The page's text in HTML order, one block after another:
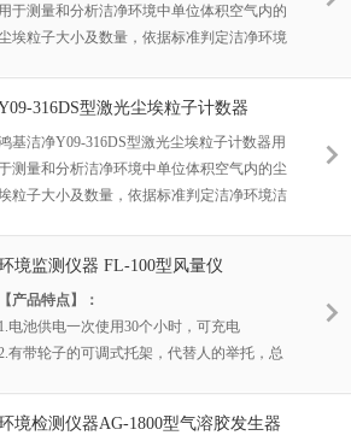
用于测量和分析洁净环境中单位体积空气内的
埃粒子大小及数量，依据标准判定洁净环境
品、电子、生物制品、航空航天等企业的洁净
间检测。
316DS型激光尘埃粒子计数器
基洁净Y09-316DS型激光尘埃粒子计数器用
测量和分析洁净环境中单位体积空气内的尘
粒子大小及数量，依据标准判定洁净环境洁
子、生物制品、航空航天等企业的洁净车间
检测
境监测仪器 FL-100型风量仪
【产品特点】：
1.电池供电一次使用30个小时，可充电
有带轮子的可调式托架，代替人的举托，总
、删除、打印和记录。
境检测仪器AG-1800型气溶胶发生器